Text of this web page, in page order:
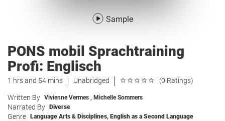
Sample
PONS mobil Sprachtraining
Profi: Englisch
1 hrs and 54 mins Unabridged (0 Ratings)
Written By Vivienne Vermes , Michelle Sommers
Narrated By Diverse
Genre Language Arts & Disciplines, English as a Second Language